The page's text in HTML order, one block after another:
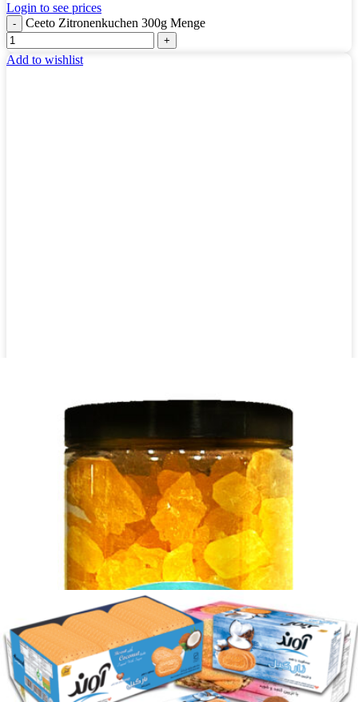
Login to see prices
Ceeto Zitronenkuchen 300g Menge
Add to wishlist
Ceeto Schokoladenwaffel 140g
Login to see prices
Ceeto Schokoladenwaffel 140g Menge
Add to wishlist